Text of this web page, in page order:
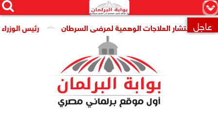
×


 عاجل رئيس الوزراء العلاجات الوهمية لمرضى السرطان